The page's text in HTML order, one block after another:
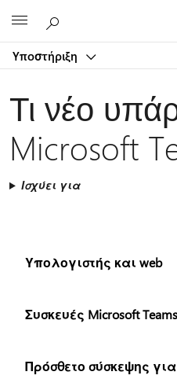
Υποστήριξη
Τι νέο
Microsoft
Ισχύει για
Υπολογιστής και web
Συσκευές Microsoft Teams
Πρόσθετο σύσκεψης για